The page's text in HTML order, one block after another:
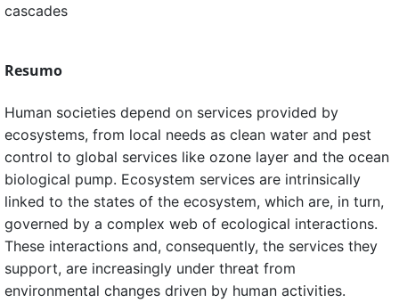
cascades
Resumo
Human societies depend on services provided by
ecosystems, from local needs as clean water and pest
control to global services like ozone layer and the ocean
biological pump. Ecosystem services are intrinsically
linked to the states of the ecosystem, which are, in turn,
governed by a complex web of ecological interactions.
These interactions and, consequently, the services they
support, are increasingly under threat from
environmental changes driven by human activities.